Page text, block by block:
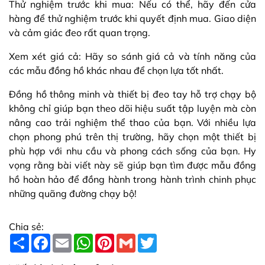
Thử nghiệm trước khi mua: Nếu có thể, hãy đến cửa
hàng để thử nghiệm trước khi quyết định mua. Giao diện
và cảm giác đeo rất quan trọng.
Xem xét giá cả: Hãy so sánh giá cả và tính năng của
các mẫu đồng hồ khác nhau để chọn lựa tốt nhất.
Đồng hồ thông minh và thiết bị đeo tay hỗ trợ chạy bộ
không chỉ giúp bạn theo dõi hiệu suất tập luyện mà còn
nâng cao trải nghiệm thể thao của bạn. Với nhiều lựa
chọn phong phú trên thị trường, hãy chọn một thiết bị
phù hợp với nhu cầu và phong cách sống của bạn. Hy
vọng rằng bài viết này sẽ giúp bạn tìm được mẫu đồng
hồ hoàn hảo để đồng hành trong hành trình chinh phục
những quãng đường chạy bộ!
Chia sẻ:
S
h
F
a
E
m
W
h
P
G
m